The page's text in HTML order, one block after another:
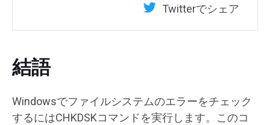
Twitterでシェア
結語
Windowsでファイルシステムのエラーをチェック
するにはCHKDSKコマンドを実行します。このコ